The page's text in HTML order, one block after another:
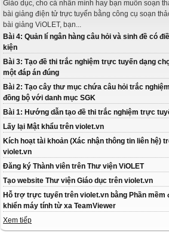
Giáo dục, cho cá nhân mình hay bạn muốn soạn
bài giảng điện tử trực tuyến bằng công cụ soạn
bài giảng ViOLET, bạn...
Bài 4: Quản lí ngân hàng câu hỏi và sinh đề có
kiện
Bài 3: Tạo đề thi trắc nghiệm trực tuyến dạng
một đáp án đúng
Bài 2: Tạo cây thư mục chứa câu hỏi trắc nghiệm
đồng bộ với danh mục SGK
Bài 1: Hướng dẫn tạo đề thi trắc nghiệm trực
Lấy lại Mật khẩu trên violet.vn
Kích hoạt tài khoản (Xác nhận thông tin liên hệ)
violet.vn
Đăng ký Thành viên trên Thư viện ViOLET
Tạo website Thư viện Giáo dục trên violet.vn
Hỗ trợ trực tuyến trên violet.vn bằng Phần mềm
khiển máy tính từ xa TeamViewer
Xem tiếp